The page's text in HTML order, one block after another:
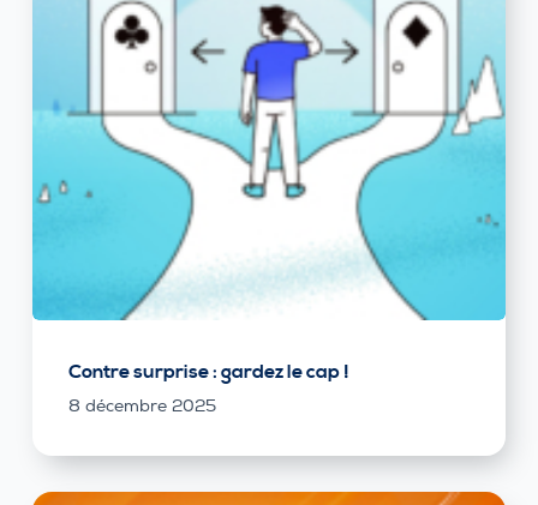
Contre surprise : gardez le cap !
8 décembre 2025